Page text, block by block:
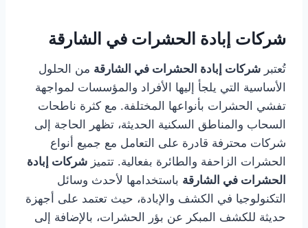
شركات إبادة الحشرات في الشارقة
تُعتبر شركات إبادة الحشرات في الشارقة من الحلول
الأساسية التي يلجأ إليها الأفراد والمؤسسات لمواجهة
تفشي الحشرات بأنواعها المختلفة. مع كثرة ناطحات
السحاب والمناطق السكنية الحديثة، تظهر الحاجة إلى
شركات محترفة قادرة على التعامل مع جميع أنواع
الحشرات الزاحفة والطائرة بفعالية. تتميز شركات إبادة
الحشرات في الشارقة باستخدامها لأحدث وسائل
التكنولوجيا في الكشف والإبادة، حيث تعتمد على أجهزة
حديثة للكشف المبكر عن بؤر الحشرات، بالإضافة إلى